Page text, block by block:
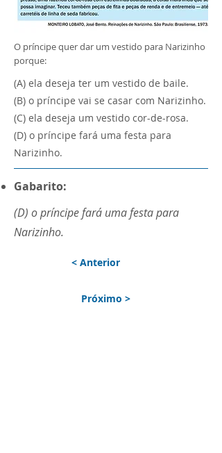
O príncipe quer dar um vestido para Narizinho
porque:
(A) ela deseja ter um vestido de baile.
(B) o príncipe vai se casar com Narizinho.
(C) ela deseja um vestido cor-de-rosa.
(D) o príncipe fará uma festa para
Narizinho.
Gabarito:
(D) o príncipe fará uma festa para
Narizinho.
< Anterior
Próximo >